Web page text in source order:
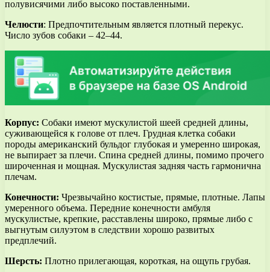
полувисячими либо высоко поставленными.
Челюсти: Предпочтительным является плотный перекус.
Число зубов собаки – 42–44.
Корпус: Собаки имеют мускулистой шеей средней длины,
суживающейся к голове от плеч. Грудная клетка собаки
породы американский бульдог глубокая и умеренно широкая,
не выпирает за плечи. Спина средней длины, помимо прочего
широченная и мощная. Мускулистая задняя часть гармонична
плечам.
Конечности: Чрезвычайно костистые, прямые, плотные. Лапы
умеренного объема. Передние конечности амбуля
мускулистые, крепкие, расставлены широко, прямые либо с
выгнутым силуэтом в следствии хорошо развитых
предплечий.
Шерсть: Плотно прилегающая, короткая, на ощупь грубая.